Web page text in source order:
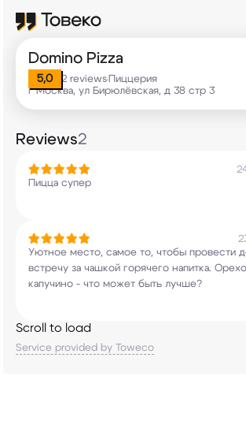
Domino Pizza
5,0 2 reviews•Пиццерия
г Москва, ул Бирюлёвская, д 38 стр 3
Reviews2
Пицца супер
Уютное место, самое то, чтобы провести
встречу за чашкой горячего напитка.
капучино - что может быть лучше?
Scroll to load
Service provided by Toweco